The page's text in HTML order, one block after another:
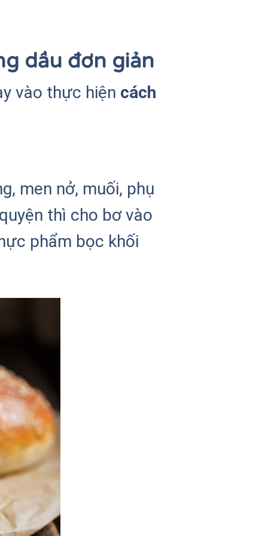
dầu đơn giản
vào thực hiện cách
men nở, muối, phụ
thì cho bơ vào
phẩm bọc khối